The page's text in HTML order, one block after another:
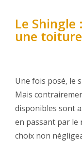
Le
une
Une fois posé, le
Mais
disponibles sont
en passant par le
choix non